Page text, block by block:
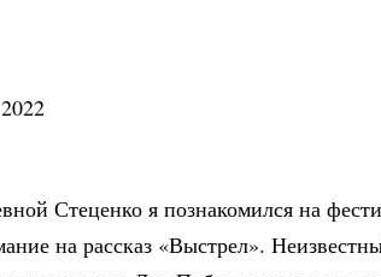
Стеценко я познакомился на
на рассказ «Выстрел».